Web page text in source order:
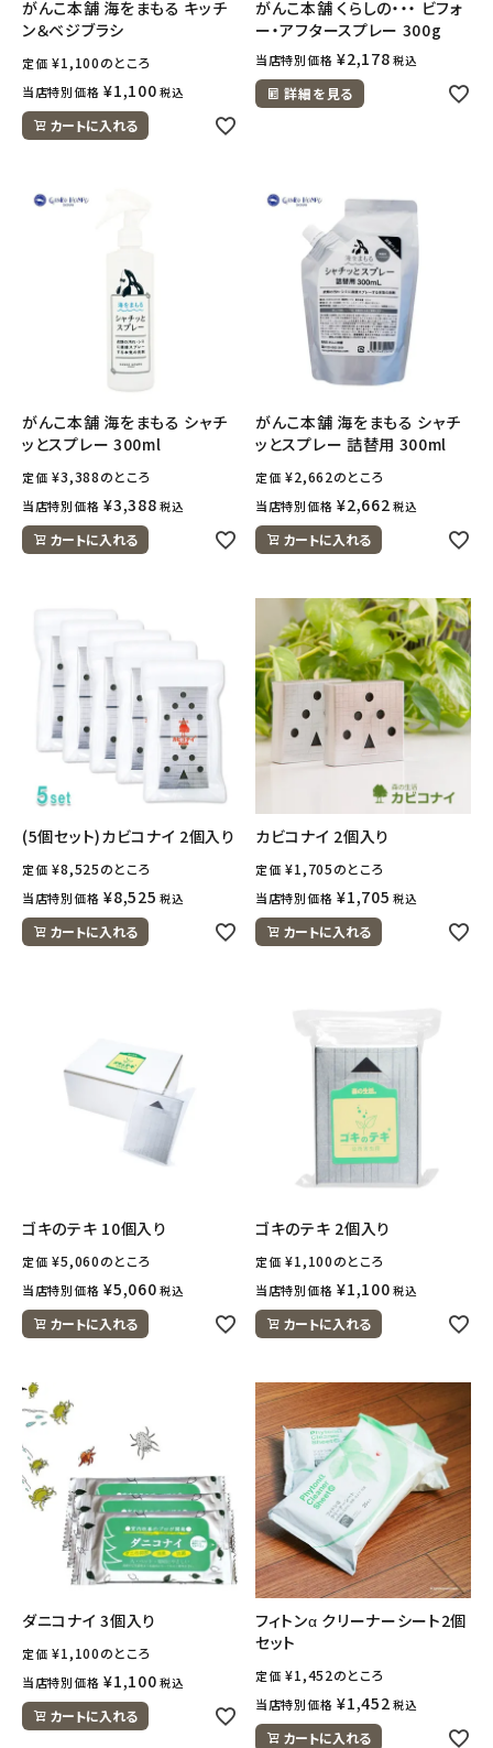
がんこ本舗 海をまもる キッチ
ン＆ベジブラシ
定価 ¥1,100のところ
当店特別価格 ¥1,100 税込
カートに入れる
がんこ本舗 くらしの・・・ ビフォ
ー・アフタースプレー 300g
当店特別価格 ¥2,178 税込
詳細を見る
がんこ本舗 海をまもる シャチ
ッとスプレー 300ml
定価 ¥3,388のところ
当店特別価格 ¥3,388 税込
カートに入れる
がんこ本舗 海をまもる シャチ
ッとスプレー 詰替用 300ml
定価 ¥2,662のところ
当店特別価格 ¥2,662 税込
カートに入れる
(5個セット)カビコナイ 2個入り
定価 ¥8,525のところ
当店特別価格 ¥8,525 税込
カートに入れる
カビコナイ 2個入り
定価 ¥1,705のところ
当店特別価格 ¥1,705 税込
カートに入れる
ゴキのテキ 10個入り
定価 ¥5,060のところ
当店特別価格 ¥5,060 税込
カートに入れる
ゴキのテキ 2個入り
定価 ¥1,100のところ
当店特別価格 ¥1,100 税込
カートに入れる
ダニコナイ 3個入り
定価 ¥1,100のところ
当店特別価格 ¥1,100 税込
カートに入れる
フィトンα クリーナーシート2個
セット
定価 ¥1,452のところ
当店特別価格 ¥1,452 税込
カートに入れる